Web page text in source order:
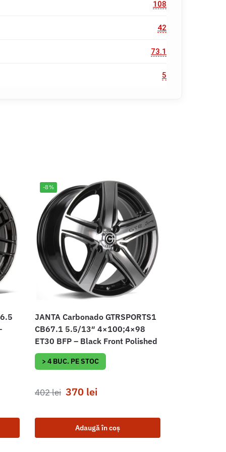
108
42
73.1
5
-8%
JANTA Carbonado GTRSPORTS1
CB67.1 5.5/13″ 4×100;4×98
ET30 BFP – Black Front Polished
> 4 BUC. PE STOC
402lei 370 lei
Adaugă în coș